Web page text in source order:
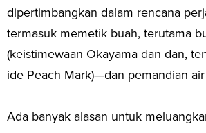
dipertimbangkan dalam rencana
termasuk memetik buah, terutama
(keistimewaan Okayama dan dan,
ide Peach Mark)—dan pemandian
Ada banyak alasan untuk